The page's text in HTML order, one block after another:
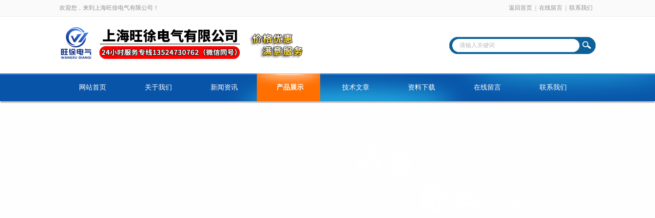
欢迎您，来到上海旺徐电气有限公司！ 返回首页 在线留言 联系我们
网站首页 关于我们 新闻资讯 产品展示 技术文章 资料下载 在线留言 联系我们